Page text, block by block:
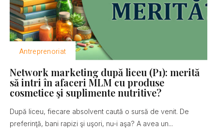
Antreprenoriat
Network marketing după liceu (P1): merită
să intri în afaceri MLM cu produse
cosmetice şi suplimente nutritive?
După liceu, fiecare absolvent caută o sursă de venit. De
preferinţă, bani rapizi şi uşori, nu-i aşa? A avea un...